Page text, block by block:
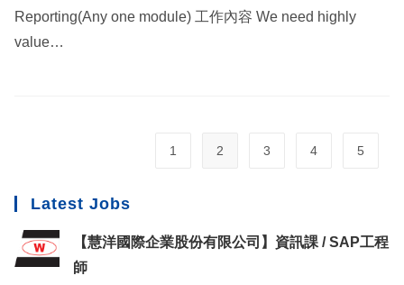
Reporting(Any one module) 工作內容 We need highly
value…
1 2 3 4 5
Latest Jobs
【慧洋國際企業股份有限公司】資訊課 / SAP工程
師